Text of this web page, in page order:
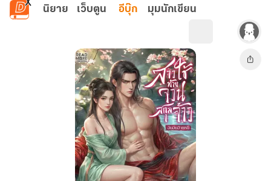
ข้ามไปยังเนื้อหาหลัก
นิยาย เว็บตูน อีบุ๊ก มุมนักเขียน